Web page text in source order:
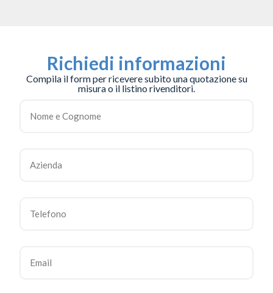
Richiedi informazioni
Compila il form per ricevere subito una quotazione su
misura o il listino rivenditori.